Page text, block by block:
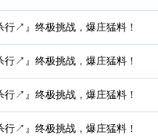
』终极挑战，爆庄猛料！
』终极挑战，爆庄猛料！
』终极挑战，爆庄猛料！
』终极挑战，爆庄猛料！